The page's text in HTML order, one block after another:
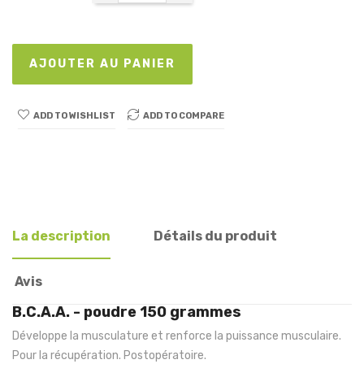
AJOUTER AU PANIER
ADD TO WISHLIST ADD TO COMPARE
La description Détails du produit
Avis
B.C.A.A. - poudre 150 grammes
Développe la musculature et renforce la puissance musculaire.
Pour la récupération. Postopératoire.